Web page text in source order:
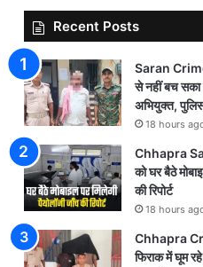
Recent Posts
Saran
से नहीं बच सका
अभियुक्त,
18 hours
Chhapra
को घर बैठे
की रिपोर्ट
18 hours
Chhapra
फिराक में घूम